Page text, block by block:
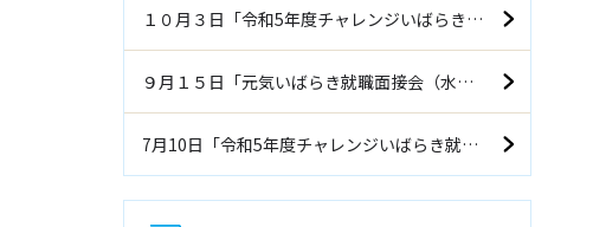
１０月３日「令和5年度チャレンジいばらき就職フェア（後期）」に参加します
９月１５日「元気いばらき就職面接会（水戸会場）」に参加します
7月10日「令和5年度チャレンジいばらき就職面接会（前期）」に参加します